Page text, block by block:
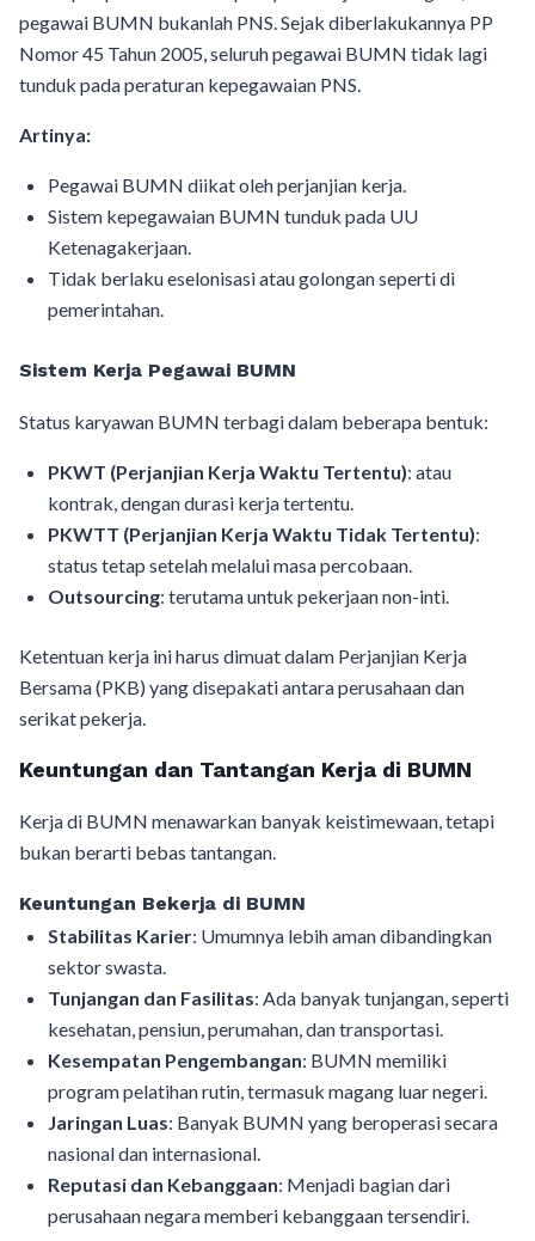
pegawai BUMN bukanlah PNS. Sejak diberlakukannya PP
Nomor 45 Tahun 2005, seluruh pegawai BUMN tidak lagi
tunduk pada peraturan kepegawaian PNS.
Artinya:
Pegawai BUMN diikat oleh perjanjian kerja.
Sistem kepegawaian BUMN tunduk pada UU
Ketenagakerjaan.
Tidak berlaku eselonisasi atau golongan seperti di
pemerintahan.
Sistem Kerja Pegawai BUMN
Status karyawan BUMN terbagi dalam beberapa bentuk:
PKWT (Perjanjian Kerja Waktu Tertentu): atau
kontrak, dengan durasi kerja tertentu.
PKWTT (Perjanjian Kerja Waktu Tidak Tertentu):
status tetap setelah melalui masa percobaan.
Outsourcing: terutama untuk pekerjaan non-inti.
Ketentuan kerja ini harus dimuat dalam Perjanjian Kerja
Bersama (PKB) yang disepakati antara perusahaan dan
serikat pekerja.
Keuntungan dan Tantangan Kerja di BUMN
Kerja di BUMN menawarkan banyak keistimewaan, tetapi
bukan berarti bebas tantangan.
Keuntungan Bekerja di BUMN
Stabilitas Karier: Umumnya lebih aman dibandingkan
sektor swasta.
Tunjangan dan Fasilitas: Ada banyak tunjangan, seperti
kesehatan, pensiun, perumahan, dan transportasi.
Kesempatan Pengembangan: BUMN memiliki
program pelatihan rutin, termasuk magang luar negeri.
Jaringan Luas: Banyak BUMN yang beroperasi secara
nasional dan internasional.
Reputasi dan Kebanggaan: Menjadi bagian dari
perusahaan negara memberi kebanggaan tersendiri.